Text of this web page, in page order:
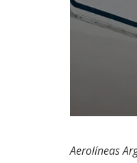
Aerolíneas